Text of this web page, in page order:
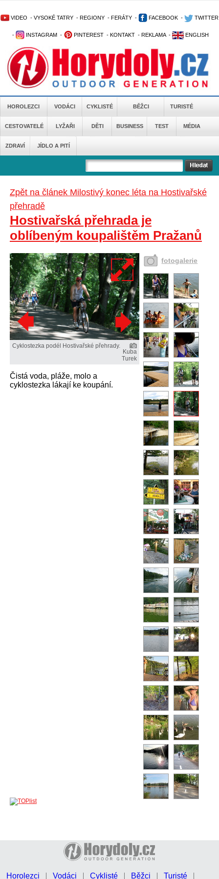
VIDEO - VYSOKÉ TATRY - REGIONY - FERÁTY - FACEBOOK - TWITTER
- INSTAGRAM - PINTEREST - KONTAKT - REKLAMA - ENGLISH
HOROLEZCI VODÁCI CYKLISTÉ BĚŽCI TURISTÉ
CESTOVATELÉ LYŽAŘI DĚTI BUSINESS TEST MÉDIA
ZDRAVÍ JÍDLO A PITÍ
Zpět na článek Milostivý konec léta na Hostivařské
přehradě
Hostivařská přehrada je
oblíbeným koupalištěm Pražanů
Cyklostezka podél Hostivařské přehrady.
Kuba
Turek
Čistá voda, pláže, molo a
cyklostezka lákají ke koupání.
fotogalerie
Horolezci Vodáci Cyklisté Běžci Turisté